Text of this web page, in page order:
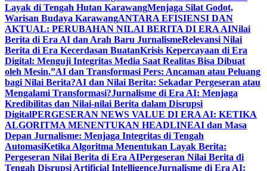
Layak di Tengah Hutan KarawangMenjaga Silat Godot,
Warisan Budaya KarawangANTARA EFISIENSI DAN
AKTUAL: PERUBAHAN NILAI BERITA DI ERA AINilai
Berita di Era AI dan Arah Baru JurnalismeRelevansi Nilai
Berita di Era Kecerdasan BuatanKrisis Kepercayaan di Era
Digital: Menguji Integritas Media Saat Realitas Bisa Dibuat
oleh Mesin.”AI dan Transformasi Pers: Ancaman atau Peluang
bagi Nilai Berita?AI dan Nilai Berita: Sekadar Pergeseran atau
Mengalami Transformasi?Jurnalisme di Era AI: Menjaga
Kredibilitas dan Nilai-nilai Berita dalam Disrupsi
DigitalPERGESERAN NEWS VALUE DI ERA AI: KETIKA
ALGORITMA MENENTUKAN HEADLINEAI dan Masa
Depan Jurnalisme: Menjaga Integritas di Tengah
AutomasiKetika Algoritma Menentukan Layak Berita:
Pergeseran Nilai Berita di Era AIPergeseran Nilai Berita di
Tengah Disrupsi Artificial IntelligenceJurnalisme di Era AI: